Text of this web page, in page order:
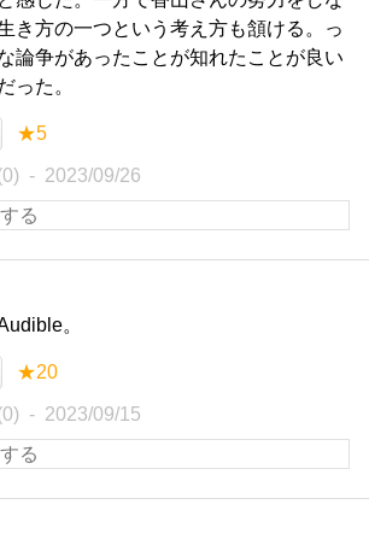
き方の一つという考え方も頷ける。っ
論争があったことが知れたことが良い
った。
★5
2023/09/26
。
★20
2023/09/15